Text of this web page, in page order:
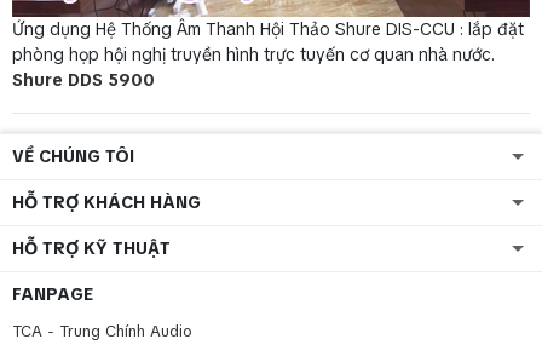
Ứng dụng Hệ Thống Âm Thanh Hội Thảo Shure DIS-CCU : lắp đặt
phòng họp hội nghị truyền hình trực tuyến cơ quan nhà nước.
Shure DDS 5900
VỀ CHÚNG TÔI
HỖ TRỢ KHÁCH HÀNG
HỖ TRỢ KỸ THUẬT
FANPAGE
TCA - Trung Chính Audio